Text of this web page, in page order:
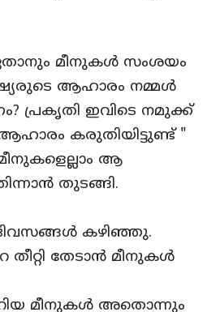
മീനുകൾ സംശയം
ആഹാരം നമ്മൾ
പ്രകൃതി ഇവിടെ നമുക്ക്
കരുതിയിട്ടുണ്ട് "
ആ
തുടങ്ങി.
കഴിഞ്ഞു.
തീറ്റി തേടാൻ മീനുകൾ
മീനുകൾ അതൊന്നും